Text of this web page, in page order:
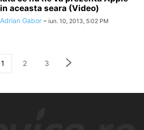
in aceasta seara (Video)
Adrian Gabor - iun. 10, 2013, 5:02 PM
1 2 3